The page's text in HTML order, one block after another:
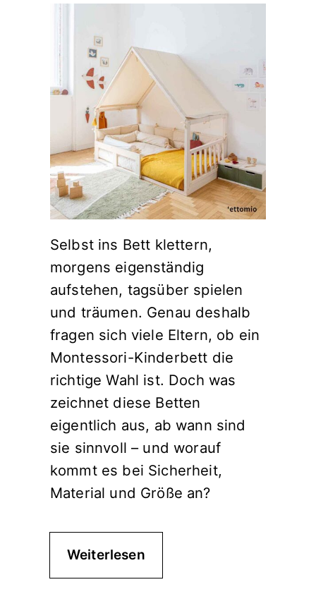
Selbst ins Bett klettern,
morgens eigenständig
aufstehen, tagsüber spielen
und träumen. Genau deshalb
fragen sich viele Eltern, ob ein
Montessori-Kinderbett die
richtige Wahl ist. Doch was
zeichnet diese Betten
eigentlich aus, ab wann sind
sie sinnvoll – und worauf
kommt es bei Sicherheit,
Material und Größe an?
Weiterlesen